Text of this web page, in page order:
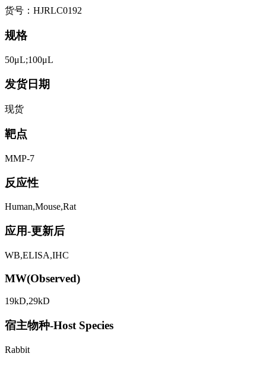
货号：HJRLC0192
规格
50μL;100μL
发货日期
现货
靶点
MMP-7
反应性
Human,Mouse,Rat
应用-更新后
WB,ELISA,IHC
MW(Observed)
19kD,29kD
宿主物种-Host Species
Rabbit